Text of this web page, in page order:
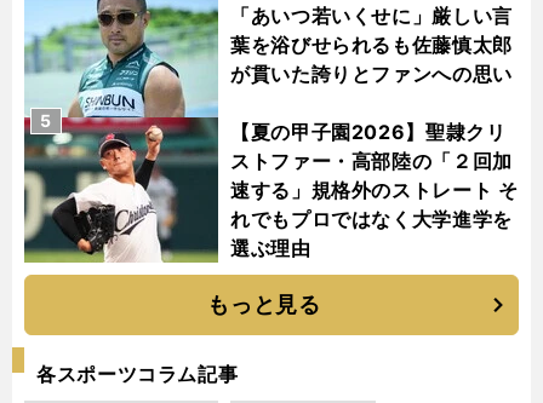
「あいつ若いくせに」厳しい言
葉を浴びせられるも佐藤慎太郎
が貫いた誇りとファンへの思い
【夏の甲子園2026】聖隷クリ
ストファー・高部陸の「２回加
速する」規格外のストレート そ
れでもプロではなく大学進学を
選ぶ理由
5
もっと見る
各スポーツコラム記事